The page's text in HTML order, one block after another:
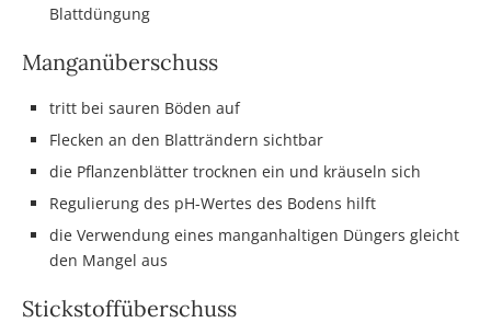
Blattdüngung
Manganüberschuss
tritt bei sauren Böden auf
Flecken an den Blatträndern sichtbar
die Pflanzenblätter trocknen ein und kräuseln sich
Regulierung des pH-Wertes des Bodens hilft
die Verwendung eines manganhaltigen Düngers gleicht
den Mangel aus
Stickstoffüberschuss